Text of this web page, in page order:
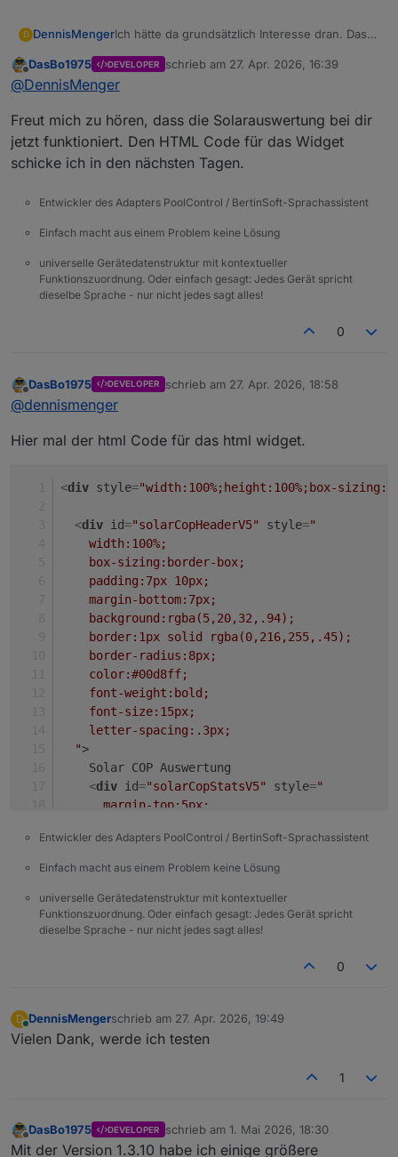
D DennisMengerIch hätte da grundsätzlich Interesse dran. Das
PS: Solarauswertung scheint jetzt auch bei mir
zu funktionieren.
Offline
DasBo1975 DEVELOPER schrieb am 27. Apr. 2026, 16:39
zuletzt editiert von
@DennisMenger
Freut mich zu hören, dass die Solarauswertung bei dir
jetzt funktioniert. Den HTML Code für das Widget
schicke ich in den nächsten Tagen.
Entwickler des Adapters PoolControl / BertinSoft-Sprachassistent
Einfach macht aus einem Problem keine Lösung
universelle Gerätedatenstruktur mit kontextueller
Funktionszuordnung. Oder einfach gesagt: Jedes Gerät spricht
dieselbe Sprache - nur nicht jedes sagt alles!
0
Offline
DasBo1975 DEVELOPER schrieb am 27. Apr. 2026, 18:58
zuletzt editiert von
@dennismenger
Hier mal der html Code für das html widget.
<div style="width:100%;height:100%;box-
<div id="solarCopHeaderV5" style="
    width:100%;
    box-sizing:border-box;
    padding:7px 10px;
    margin-bottom:7px;
    background:rgba(5,20,32,.94);
    border:1px solid rgba(0,216,255,.45);
    border-radius:8px;
    color:#00d8ff;
    font-weight:bold;
    font-size:15px;
    letter-spacing:.3px;
  "
>
    Solar COP Auswertung
<div id="solarCopStatsV5" style="
      margin-top:5px;
      font-weight:normal;
      font-size:10px;
    "
>lade Tageswerte...</div>
</div>
    padding:0 4px 8px 4px;
    box-sizing:border-box;
div>
Entwickler des Adapters PoolControl / BertinSoft-Sprachassistent
Einfach macht aus einem Problem keine Lösung
universelle Gerätedatenstruktur mit kontextueller
Funktionszuordnung. Oder einfach gesagt: Jedes Gerät spricht
dieselbe Sprache - nur nicht jedes sagt alles!
0
D
Online
DennisMengerschrieb am 27. Apr. 2026, 19:49
zuletzt editiert von
Vielen Dank, werde ich testen
1
Offline
DasBo1975 DEVELOPER schrieb am 1. Mai 2026, 18:30
zuletzt editiert von
Mit der Version 1.3.10 habe ich einige größere